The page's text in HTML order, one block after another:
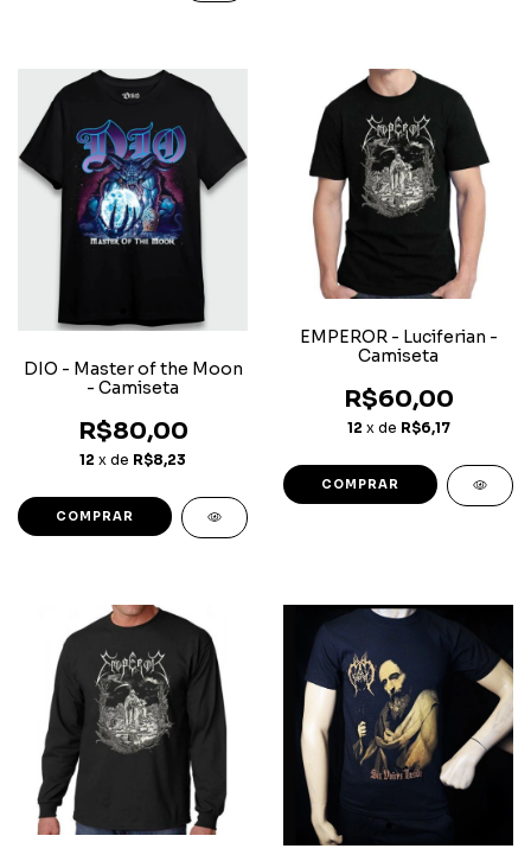
DIO - Master of the Moon
- Camiseta
R$80,00
12 x de R$8,23
COMPRAR
EMPEROR - Luciferian -
Camiseta
R$60,00
12 x de R$6,17
COMPRAR